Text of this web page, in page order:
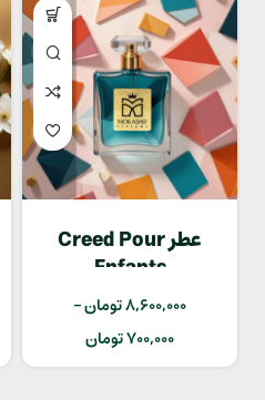
عطر Creed Pour
Enfants
8,600,000تومان–
700,000تومان